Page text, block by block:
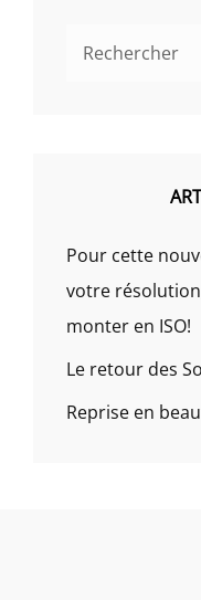
Pour cette
votre
monter en ISO!
Le retour des
Reprise en